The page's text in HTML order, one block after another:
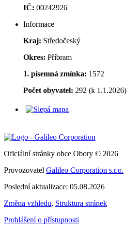
IČ: 00242926
Informace
Kraj: Středočeský
Okres: Příbram
1. písemná zmínka: 1572
Počet obyvatel: 292 (k 1.1.2026)
Oficiální stránky obce Obory © 2026
Provozovatel Galileo Corporation s.r.o.
Poslední aktualizace: 05.08.2026
Změna vzhledu, Struktura stránek
Prohlášení o přístupnosti